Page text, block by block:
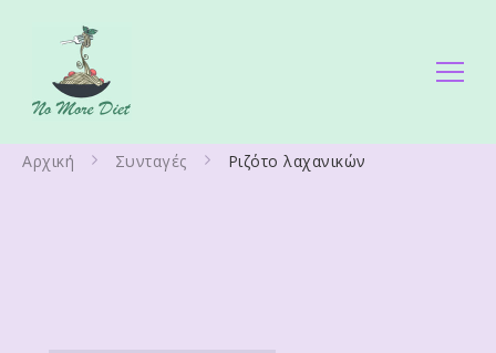
No More Diet
Αρχική Συνταγές Ριζότο λαχανικών